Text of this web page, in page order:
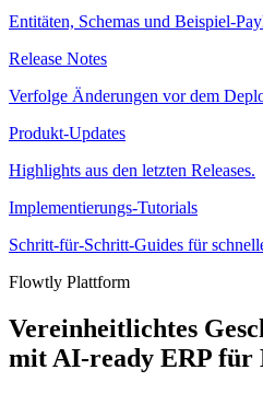
Entitäten, Schemas und Beispiel-
Release Notes
Verfolge Änderungen vor dem
Produkt-Updates
Highlights aus den letzten Releases.
Implementierungs-Tutorials
Schritt-für-Schritt-Guides für
Flowtly Plattform
Vereinheitlichtes
mit AI-ready ERP für